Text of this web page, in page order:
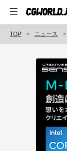
TOP ニュース